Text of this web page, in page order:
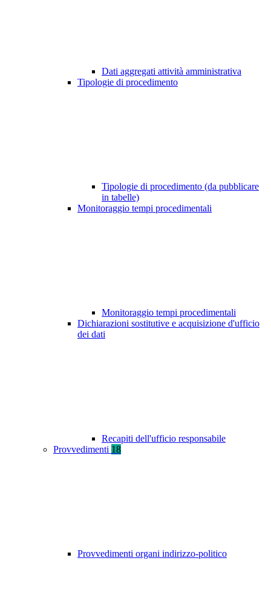
Dati aggregati attività amministrativa
Tipologie di procedimento
Tipologie di procedimento (da pubblicare
in tabelle)
Monitoraggio tempi procedimentali
Monitoraggio tempi procedimentali
Dichiarazioni sostitutive e acquisizione d'ufficio
dei dati
Recapiti dell'ufficio responsabile
Provvedimenti 18
Provvedimenti organi indirizzo-politico